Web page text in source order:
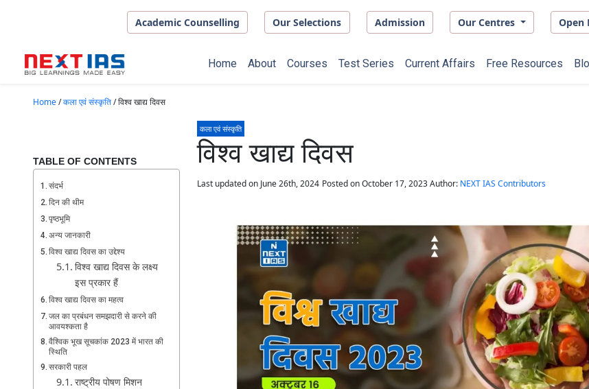
Academic Counselling Our Selections Admission Our Centres Open
Home About Courses Test Series Current Affairs Free Resources
Home/कला एवं संस्कृति/विश्व खाद्य दिवस
TABLE OF CONTENTS
संदर्भ
दिन की थीम
पृष्ठभूमि
अन्य जानकारी
विश्व खाद्य दिवस का उद्देश्य
विश्व खाद्य दिवस के लक्ष्य
इस प्रकार हैं
विश्व खाद्य दिवस का महत्व
जल का प्रबंधन समझदारी से करने की
आवयश्कता है
वैश्विक भूख सूचकांक 2023 में भारत की
स्थिति
सरकारी पहल
राष्ट्रीय पोषण मिशन
कला एवं संस्कृति
विश्व खाद्य दिवस
Last updated on June 26th, 2024 Posted onOctober 17, 2023 Author: NEXT IAS Contributors